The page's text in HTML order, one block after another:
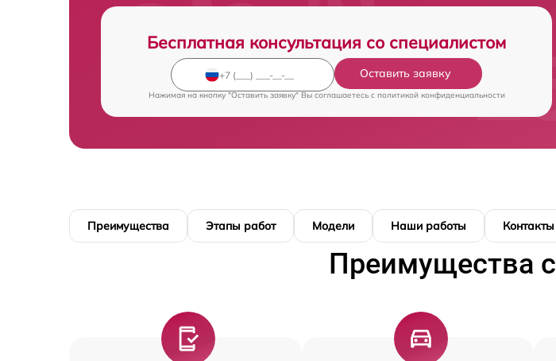
Бесплатная консультация со специалистом
Оставить заявку
Нажимая на кнопку "Оставить заявку" Вы соглашаетесь c политикой конфиденциальности
Преимущества Этапы работ Модели Наши работы Контакты
Преимущества